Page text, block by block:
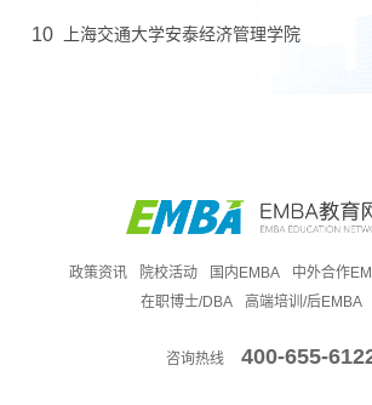
10 上海交通大学安泰经济管理学院
政策资讯 院校活动 国内EMBA 中外合作
在职博士/DBA
高端培训/后EMBA
咨询热线 400-655-